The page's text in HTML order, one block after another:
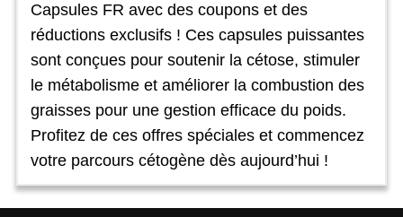
Capsules FR avec des coupons et des
réductions exclusifs ! Ces capsules puissantes
sont conçues pour soutenir la cétose, stimuler
le métabolisme et améliorer la combustion des
graisses pour une gestion efficace du poids.
Profitez de ces offres spéciales et commencez
votre parcours cétogène dès aujourd’hui !